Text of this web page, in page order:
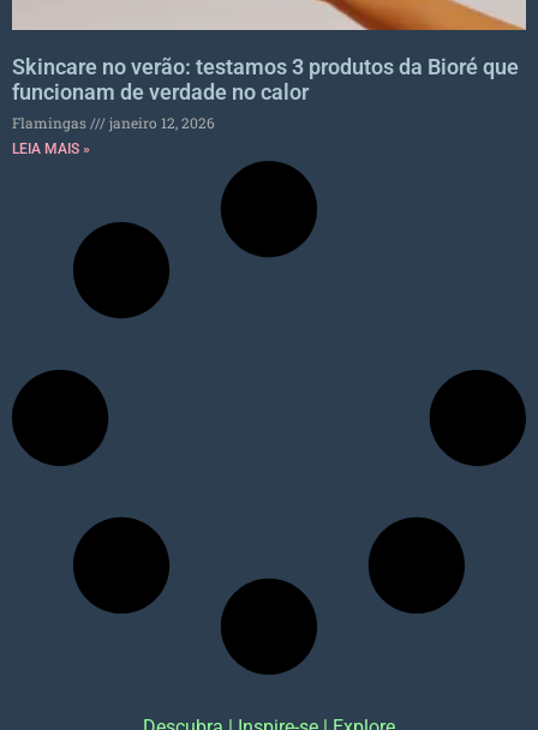
Skincare no verão: testamos 3 produtos da Bioré que
funcionam de verdade no calor
Flamingas janeiro 12, 2026
LEIA MAIS »